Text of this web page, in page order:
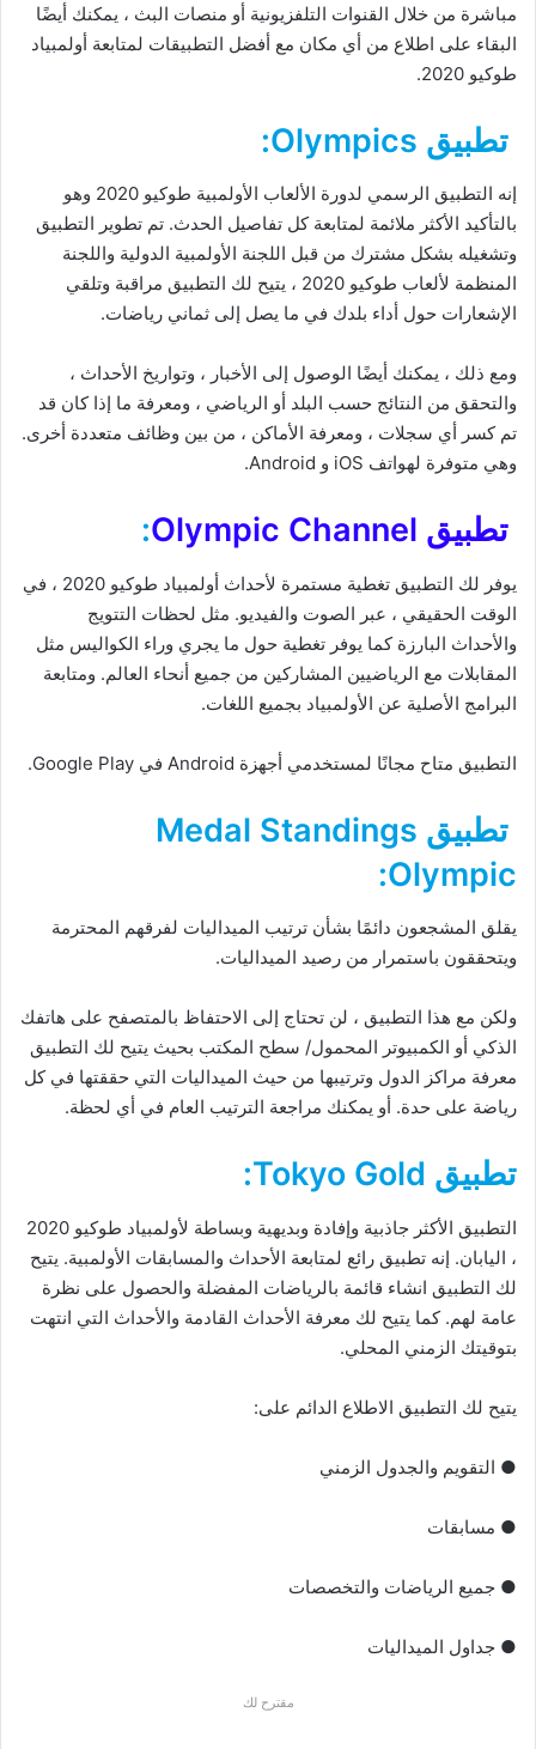
مباشرة من خلال القنوات التلفزيونية أو منصات البث ، يمكنك أيضًا
البقاء على اطلاع من أي مكان مع أفضل التطبيقات لمتابعة أولمبياد
طوكيو 2020.
تطبيق Olympics:
إنه التطبيق الرسمي لدورة الألعاب الأولمبية طوكيو 2020 وهو
بالتأكيد الأكثر ملائمة لمتابعة كل تفاصيل الحدث. تم تطوير التطبيق
وتشغيله بشكل مشترك من قبل اللجنة الأولمبية الدولية واللجنة
المنظمة لألعاب طوكيو 2020 ، يتيح لك التطبيق مراقبة وتلقي
الإشعارات حول أداء بلدك في ما يصل إلى ثماني رياضات.
ومع ذلك ، يمكنك أيضًا الوصول إلى الأخبار ، وتواريخ الأحداث ،
والتحقق من النتائج حسب البلد أو الرياضي ، ومعرفة ما إذا كان قد
تم كسر أي سجلات ، ومعرفة الأماكن ، من بين وظائف متعددة أخرى.
وهي متوفرة لهواتف iOS و Android.
تطبيق Olympic Channel :
يوفر لك التطبيق تغطية مستمرة لأحداث أولمبياد طوكيو 2020 ، في
الوقت الحقيقي ، عبر الصوت والفيديو. مثل لحظات التتويج
والأحداث البارزة كما يوفر تغطية حول ما يجري وراء الكواليس مثل
المقابلات مع الرياضيين المشاركين من جميع أنحاء العالم. ومتابعة
البرامج الأصلية عن الأولمبياد بجميع اللغات.
التطبيق متاح مجانًا لمستخدمي أجهزة Android في Google Play.
تطبيق Medal Standings
Olympic:
يقلق المشجعون دائمًا بشأن ترتيب الميداليات لفرقهم المحترمة
ويتحققون باستمرار من رصيد الميداليات.
ولكن مع هذا التطبيق ، لن تحتاج إلى الاحتفاظ بالمتصفح على هاتفك
الذكي أو الكمبيوتر المحمول/ سطح المكتب بحيث يتيح لك التطبيق
معرفة مراكز الدول وترتيبها من حيث الميداليات التي حققتها في كل
رياضة على حدة. أو يمكنك مراجعة الترتيب العام في أي لحظة.
تطبيق Tokyo Gold:
التطبيق الأكثر جاذبية وإفادة وبديهية وبساطة لأولمبياد طوكيو 2020
، اليابان. إنه تطبيق رائع لمتابعة الأحداث والمسابقات الأولمبية. يتيح
لك التطبيق انشاء قائمة بالرياضات المفضلة والحصول على نظرة
عامة لهم. كما يتيح لك معرفة الأحداث القادمة والأحداث التي انتهت
بتوقيتك الزمني المحلي.
يتيح لك التطبيق الاطلاع الدائم على:
● التقويم والجدول الزمني
● مسابقات
● جميع الرياضات والتخصصات
● جداول الميداليات
مقترح لك